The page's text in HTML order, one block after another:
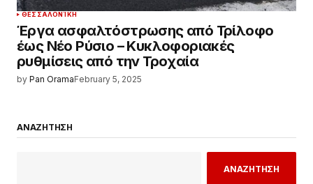
ΘΕΣΣΑΛΟΝΊΚΗ
Έργα ασφαλτόστρωσης από Τρίλοφο
έως Νέο Ρύσιο – Κυκλοφοριακές
ρυθμίσεις από την Τροχαία
by Pan OramaFebruary 5, 2025
ΑΝΑΖΗΤΗΣΗ
ΑΝΑΖΗΤΗΣΗ